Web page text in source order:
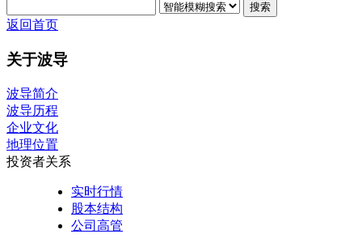
搜索
返回首页
关于波导
波导简介
波导历程
企业文化
地理位置
投资者关系
实时行情
股本结构
公司高管